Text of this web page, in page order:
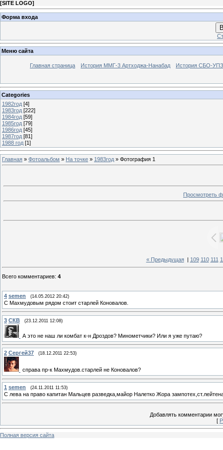
[SITE LOGO]
Форма входа
Меню сайта
Главная страница История ММГ-3 Артходжа-Нанабад История СБО-УПЗ
Categories
1982год [4]
1983год [222]
1984год [59]
1985год [79]
1986год [45]
1987год [81]
1988 год [1]
Главная » Фотоальбом » На точке » 1983год » Фотография 1
Просмотреть
« Предыдущая| 109 110 111
Всего комментариев: 4
4 semen (14.05.2012 20:42)
C Махмудовым рядом стоит старлей Коновалов.
3 СКВ (23.12.2011 12:08)
А это не наш ли комбат к-н Дроздов? Минометчики? Или я уже путаю?
2 Сергей37 (18.12.2011 22:53)
справа пр-к Махмудов.старлей не Коновалов?
1 semen (24.11.2011 11:53)
С лева на право капитан Мальцев разведка,майор Налетко Жора
Добавлять комментарии
[
Полная версия сайта